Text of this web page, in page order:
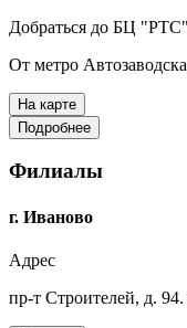
Добраться до БЦ
От метро
На карте
Подробнее
Филиалы
г. Иваново
Адрес
пр-т Строителей, д.